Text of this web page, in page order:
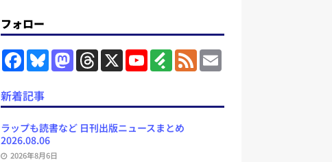
フォロー
F
a
e
b
o
o
k
B
l
k
y
M
a
d
o
n
T
h
d
s
X
Y
o
b
C
F
e
y
F
e
E
m
新着記事
ラップも読書など 日刊出版ニュースまとめ
2026.08.06
2026年8月6日